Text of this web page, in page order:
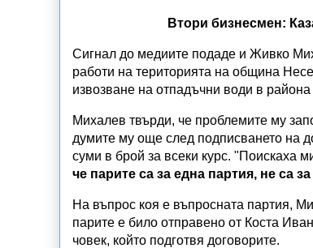
Втори бизнесмен:
Сигнал до медиите подаде и Живко
работи на територията на община
извозване на отпадъчни води в
Михалев твърди, че проблемите му
думите му още след подписването на
суми в брой за всеки курс. "Поискаха
че парите са за една партия, не са
На въпрос коя е въпросната партия,
парите е било отправено от Коста
човек, който подготвя договорите.